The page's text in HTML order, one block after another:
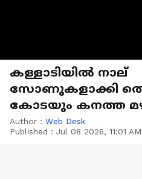
കള്ളാടിയിൽ നാല്
സോണുകളാക്കി
കോടയും കനത്ത
പ്രതിസന്ധിയാകുന്നു
Author : Web Desk
Published : Jul 08 2026, 11:01